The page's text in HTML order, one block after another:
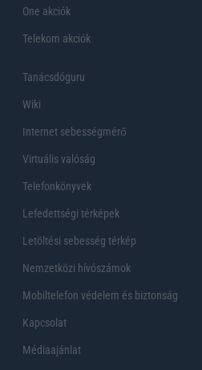
One akciók
Telekom akciók
Tanácsdóguru
Wiki
Internet sebességmérő
Virtuális valóság
Telefonkönyvek
Lefedettségi térképek
Letöltési sebesség térkép
Nemzetközi hívószámok
Mobiltelefon védelem és biztonság
Kapcsolat
Médiaajánlat